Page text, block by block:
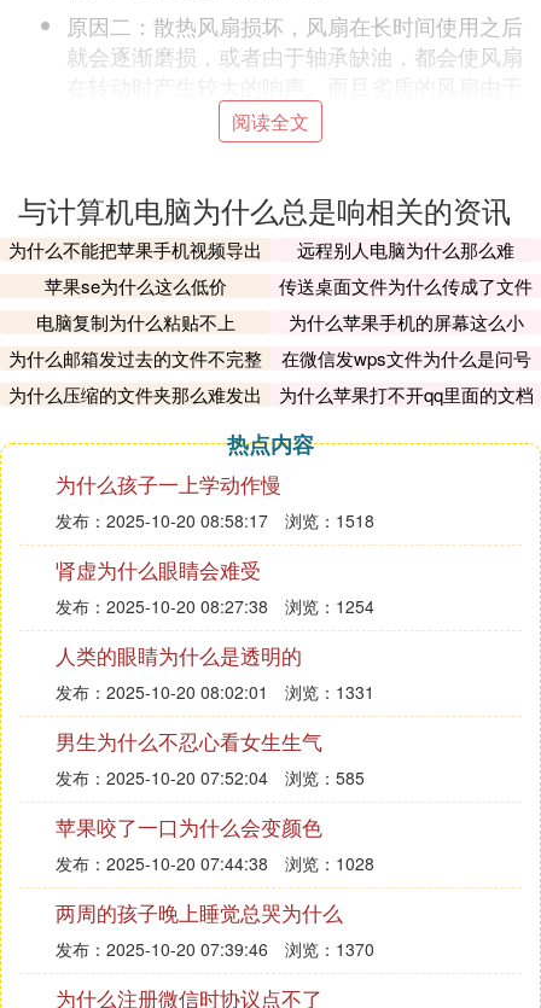
原因二：散热风扇损坏，风扇在长时间使用之后
就会逐渐磨损，或者由于轴承缺油，都会使风扇
做工方面的精细程度较低，扇叶的重心偏离都会
上积攒大量的灰尘，使风扇的负荷变大，而降低
转速，为了达到标准的送风量，风扇就会更高速
的的转动，造成风扇异常。
计算机开机自检声音提示含义
BB是报警的声音
你可以根据报警声音长短,数目来判断问题出在什么
地方
AWARD BIOS响铃声的一般含义是：
1短: 系统正常启动。这是我们每天都能听到的，也表
明机器没有任何问题。
2短: 常规错误，请进入CMOS Setup，重新设置不正
确的选项。
1长1短: RAM或主板出错。换一条内存试试，若还是
不行，只好更换主板。
1长2短: 显示器或显示卡错误。
1长3短: 键盘控制器错误。检查主板。
1长9短: 主板Flash RAM或EPROM错误，BIOS损
坏。换块Flash RAM试试。
不断地响（长声）: 内存条未插紧或损坏。重插内存
条，若还是不行，只有更换一条内存。
不停地响: 电源、显示器未和显示卡连接好。检查一
下所有的插头。
阅读全文
与计算机电脑为什么总是响相关的资讯
为什么不能把苹果手机视频导出
远程别人电脑为什么那么难
苹果se为什么这么低价
传送桌面文件为什么传成了文件
夹
电脑复制为什么粘贴不上
为什么苹果手机的屏幕这么小
为什么邮箱发过去的文件不完整
呢
在微信发wps文件为什么是问号
为什么压缩的文件夹那么难发出
为什么苹果打不开qq里面的文档
热点内容
为什么孩子一上学动作慢
发布：2025-10-20 08:58:17 浏览：1518
肾虚为什么眼睛会难受
发布：2025-10-20 08:27:38 浏览：1254
人类的眼睛为什么是透明的
发布：2025-10-20 08:02:01 浏览：1331
男生为什么不忍心看女生生气
发布：2025-10-20 07:52:04 浏览：585
苹果咬了一口为什么会变颜色
发布：2025-10-20 07:44:38 浏览：1028
两周的孩子晚上睡觉总哭为什么
发布：2025-10-20 07:39:46 浏览：1370
为什么注册微信时协议点不了